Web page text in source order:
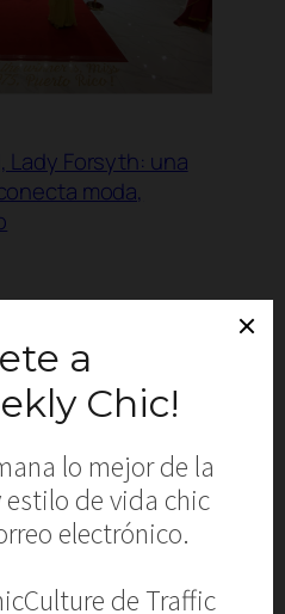
Lady Forsyth: una
moda,